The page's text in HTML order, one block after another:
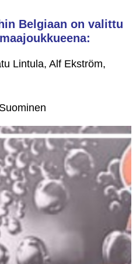
Belgiaan on valittu
Lintula, Alf Ekström,